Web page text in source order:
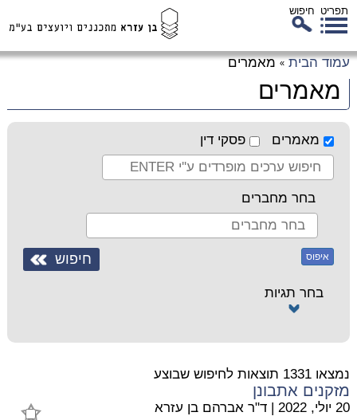
תפריט חיפוש
עמוד הבית » מאמרים
מאמרים
מאמרים פסקי דין
בחר מחברים
איפוס
בחר תגיות
נמצאו 1331 תוצאות לחיפוש שבוצע
מזקנים אתבונן
20 יולי, 2022 | ד"ר אברהם בן עזרא